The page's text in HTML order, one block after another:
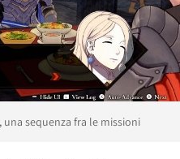
una sequenza fra le missioni